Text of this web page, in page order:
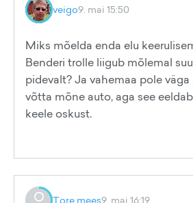
veigo9. mai 15:50
Miks mõelda enda elu
Benderi trolle liigub mõlemal
pidevalt? Ja vahemaa pole
võtta mõne auto, aga see
keele oskust.
Tore mees9. mai 16:19